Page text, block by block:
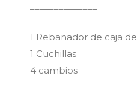
1 Rebanador de caja de
1 Cuchillas
4 cambios